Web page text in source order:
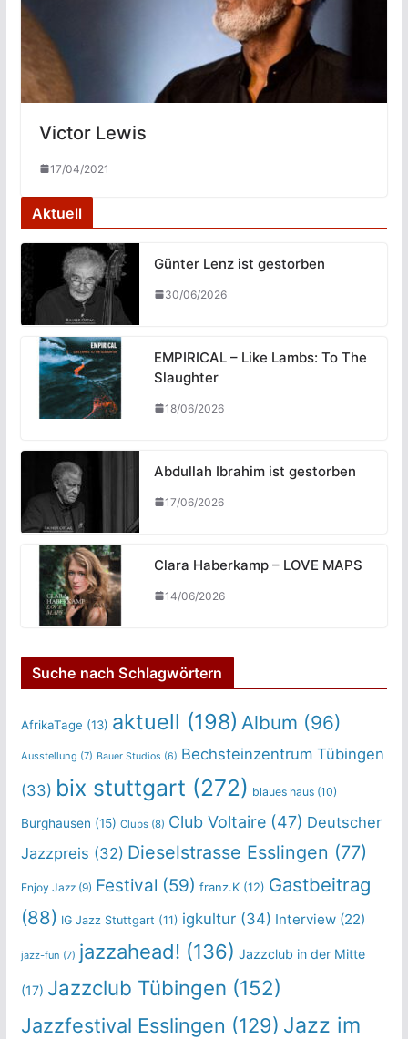
Victor Lewis
17/04/2021
Aktuell
Günter Lenz ist gestorben
30/06/2026
EMPIRICAL – Like Lambs: To The
Slaughter
18/06/2026
Abdullah Ibrahim ist gestorben
17/06/2026
Clara Haberkamp – LOVE MAPS
14/06/2026
Suche nach Schlagwörtern
AfrikaTage (13) aktuell (198) Album (96)
Ausstellung (7) Bauer Studios (6) Bechsteinzentrum Tübingen
(33) bix stuttgart (272) blaues haus(10)
Burghausen (15) Clubs(8) Club Voltaire(47) Deutscher
Jazzpreis (32) Dieselstrasse Esslingen (77)
Enjoy Jazz(9) Festival (59) franz.K(12) Gastbeitrag
(88) IG Jazz Stuttgart (11) igkultur(34) Interview(22)
jazz-fun (7) jazzahead! (136) Jazzclub in der Mitte
(17) Jazzclub Tübingen (152)
Jazzfestival Esslingen (129) Jazz im